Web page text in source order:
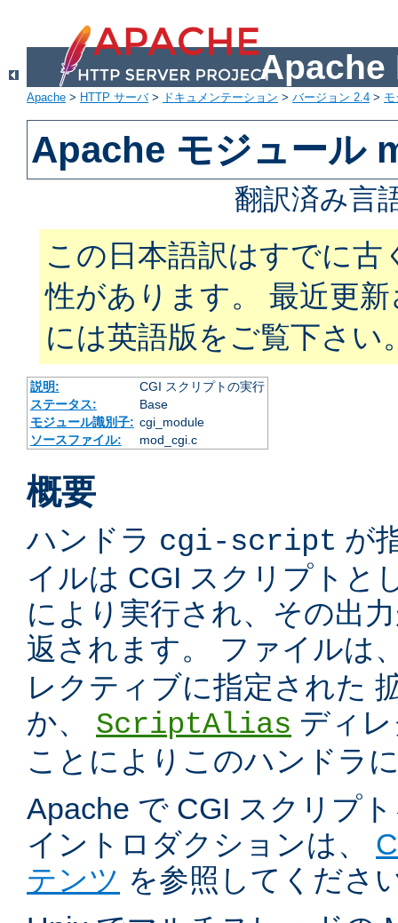
Apache
Apache > HTTP サーバ> ドキュメンテーション > バージョン 2.4 >
Apache モジュール
翻訳済み言
この日本語訳はすでに古
性があります。 最近更
には英語版をご覧下さい
説明:
CGI スクリプトの実行
ステータス:
Base
モジュール識別子: cgi_module
ソースファイル:
mod_cgi.c
概要
ハンドラ cgi-script が
イルは CGI スクリプトと
により実行され、その出
返されます。 ファイルは
レクティブに指定された
か、 ScriptAlias ディ
ことによりこのハンドラ
Apache で CGI スクリプ
イントロダクションは、
テンツ を参照してくださ